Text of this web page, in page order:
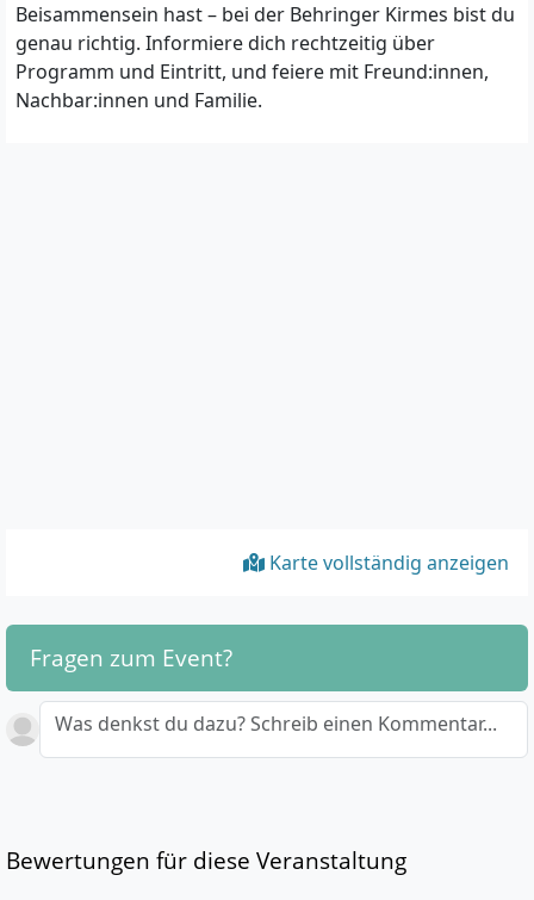
Beisammensein hast – bei der Behringer Kirmes bist du
genau richtig. Informiere dich rechtzeitig über
Programm und Eintritt, und feiere mit Freund:innen,
Nachbar:innen und Familie.
Karte vollständig anzeigen
Fragen zum Event?
Was denkst du dazu? Schreib einen Kommentar...
Bewertungen für diese Veranstaltung